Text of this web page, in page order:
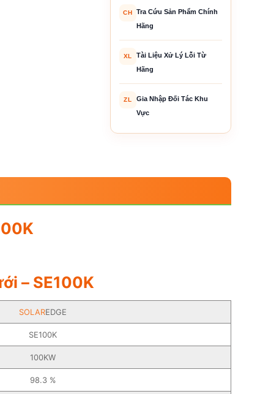
CH
Tra Cứu Sản Phẩm Chính
Hãng
XL
Tài Liệu Xử Lý Lỗi Từ
Hãng
ZL
Gia Nhập Đối Tác Khu
Vực
– SE100K
SOLAREDGE
SE100K
100KW
98.3 %